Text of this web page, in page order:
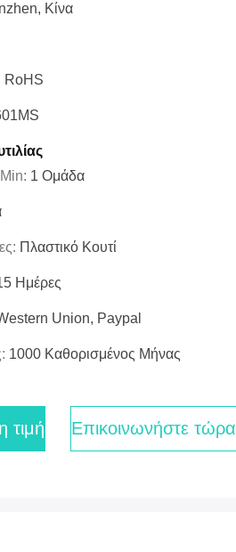
Κίνα
RoHS
1 Ομάδα
Πλαστικό Κουτί
Ημέρες
Union, Paypal
1000 Καθορισμένος Μήνας
τιμή Επικοινωνήστε τώρα